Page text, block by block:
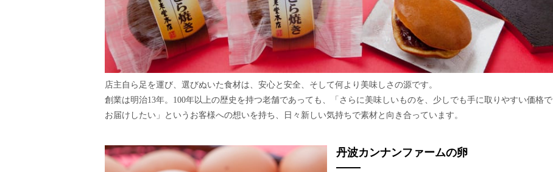
店主自ら足を運び、選びぬいた食材は、安心と安全、そして何より美味しさの源です。
創業は明治13年。100年以上の歴史を持つ老舗であっても、「さらに美味しいものを、少しでも手に取りやすい価格で
お届けしたい」というお客様への想いを持ち、日々新しい気持ちで素材と向き合っています。
丹波カンナンファームの卵